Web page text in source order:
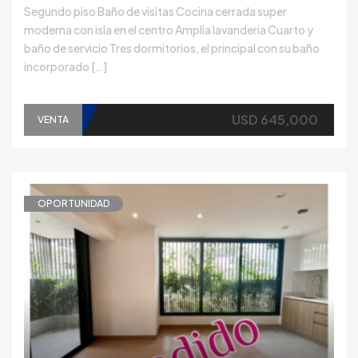
Segundo piso Baño de visitas Cocina cerrada super
moderna con isla en el centro Amplia lavanderia Cuarto y
baño de servicio Tres dormitorios, el principal con su baño
incorporado […]
VENTA USD 645,000
OPORTUNIDAD